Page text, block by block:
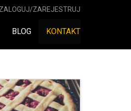
ZALOGUJ/ZAREJESTRUJ
BLOG KONTAKT